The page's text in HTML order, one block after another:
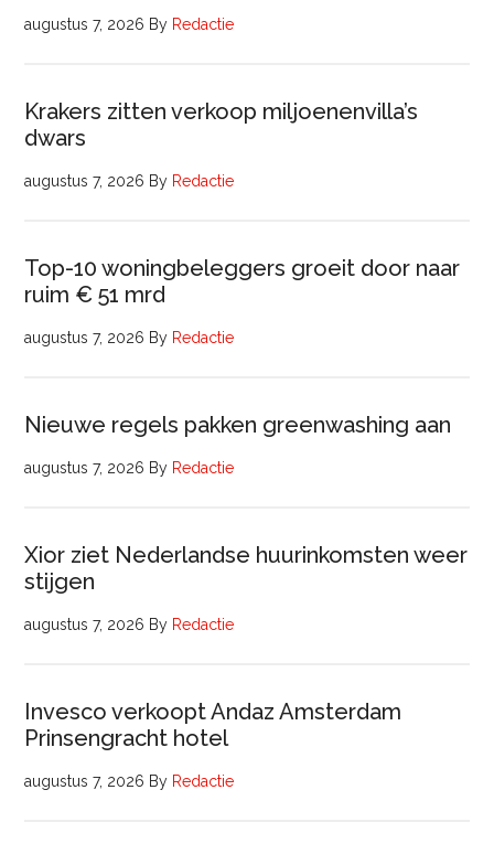
augustus 7, 2026 By Redactie
Krakers zitten verkoop miljoenenvilla’s
dwars
augustus 7, 2026 By Redactie
Top-10 woningbeleggers groeit door naar
ruim € 51 mrd
augustus 7, 2026 By Redactie
Nieuwe regels pakken greenwashing aan
augustus 7, 2026 By Redactie
Xior ziet Nederlandse huurinkomsten weer
stijgen
augustus 7, 2026 By Redactie
Invesco verkoopt Andaz Amsterdam
Prinsengracht hotel
augustus 7, 2026 By Redactie